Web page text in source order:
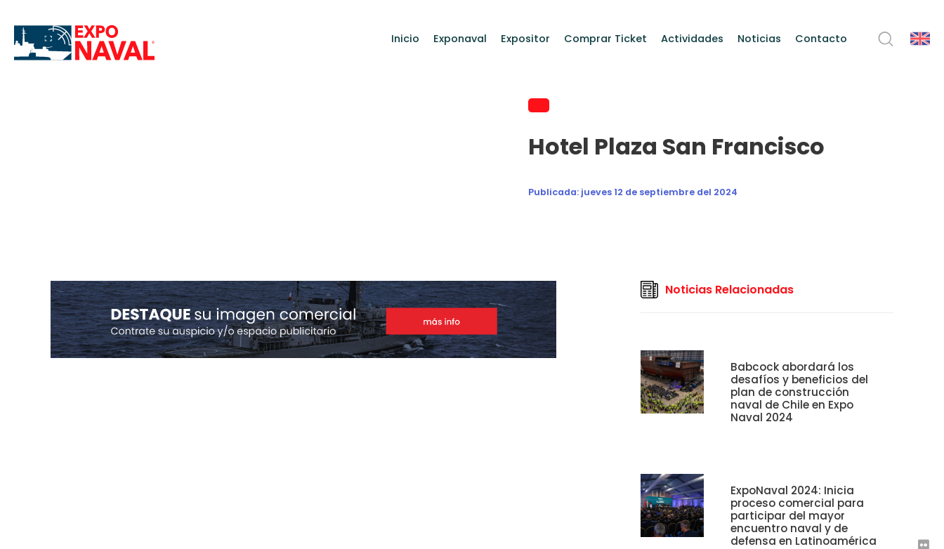
Inicio Exponaval Expositor Comprar Ticket Actividades Noticias Contacto
Hotel Plaza San Francisco
Publicada: jueves 12 de septiembre del 2024
Noticias Relacionadas
Babcock abordará los
desafíos y beneficios del
plan de construcción
naval de Chile en Expo
Naval 2024
ExpoNaval 2024: Inicia
proceso comercial para
participar del mayor
encuentro naval y de
defensa en Latinoamérica